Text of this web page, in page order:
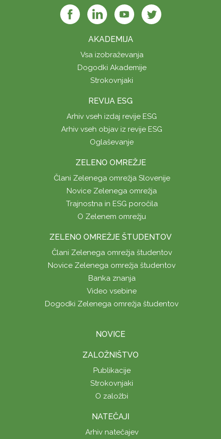
AKADEMIJA
Vsa izobraževanja
Dogodki Akademije
Strokovnjaki
REVIJA ESG
Arhiv vseh izdaj revije ESG
Arhiv vseh objav iz revije ESG
Oglaševanje
ZELENO OMREŽJE
Člani Zelenega omrežja Slovenije
Novice Zelenega omrežja
Trajnostna in ESG poročila
O Zelenem omrežju
ZELENO OMREŽJE ŠTUDENTOV
Člani Zelenega omrežja študentov
Novice Zelenega omrežja študentov
Banka znanja
Video vsebine
Dogodki Zelenega omrežja študentov
NOVICE
ZALOŽNIŠTVO
Publikacije
Strokovnjaki
O založbi
NATEČAJI
Arhiv natečajev